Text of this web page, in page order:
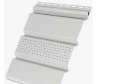
избранное сравнить